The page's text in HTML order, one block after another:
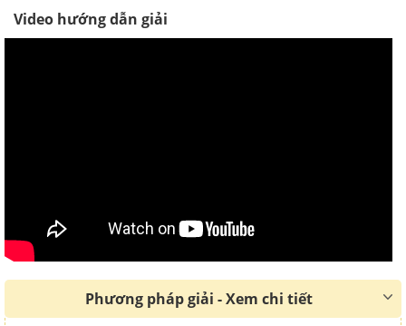
Video hướng dẫn giải
Phương pháp giải - Xem chi tiết